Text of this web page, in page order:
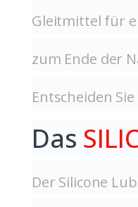
Gleitmittel für
zum Ende der
Entscheiden
Das
Der Silicone